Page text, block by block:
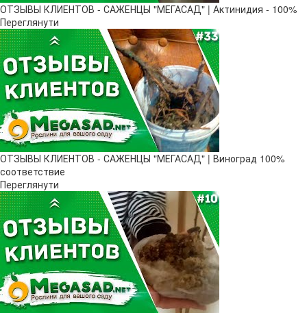
ОТЗЫВЫ КЛИЕНТОВ - САЖЕНЦЫ "МЕГАСАД" | Актинидия - 100%
Переглянути
ОТЗЫВЫ КЛИЕНТОВ - САЖЕНЦЫ "МЕГАСАД" | Виноград 100%
соответствие
Переглянути